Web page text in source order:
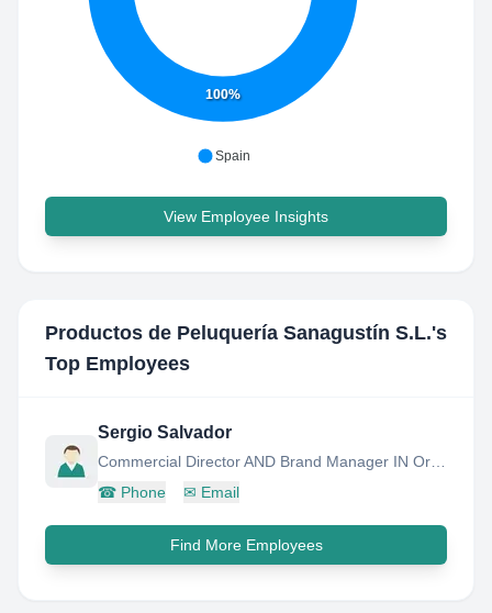
100%
Spain
View Employee Insights
Productos de Peluquería Sanagustín S.L.'s
Top Employees
Sergio Salvador
☎ Phone ✉ Email
Find More Employees